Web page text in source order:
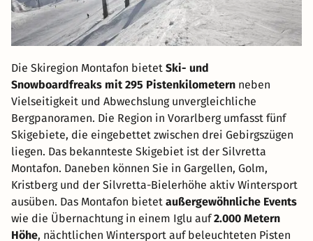
Die Skiregion Montafon bietet Ski- und
Snowboardfreaks mit 295 Pistenkilometern neben
Vielseitigkeit und Abwechslung unvergleichliche
Bergpanoramen. Die Region in Vorarlberg umfasst fünf
Skigebiete, die eingebettet zwischen drei Gebirgszügen
liegen. Das bekannteste Skigebiet ist der Silvretta
Montafon. Daneben können Sie in Gargellen, Golm,
Kristberg und der Silvretta-Bielerhöhe aktiv Wintersport
ausüben. Das Montafon bietet außergewöhnliche Events
wie die Übernachtung in einem Iglu auf2.000 Metern
Höhe, nächtlichen Wintersport auf beleuchteten Pisten